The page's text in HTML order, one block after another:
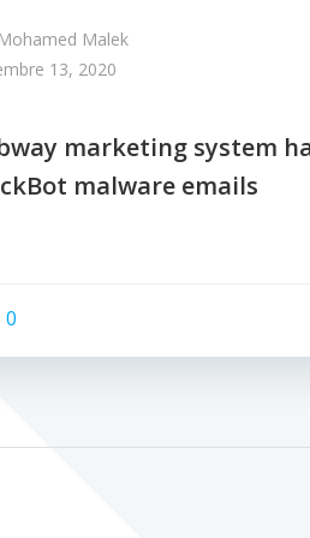
Mohamed Malek
13, 2020
marketing system
malware emails
0